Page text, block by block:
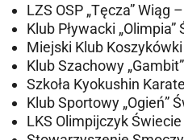
LZS OSP „Tęcza” Wiąg –
Klub Pływacki „Olimpia”
Miejski Klub
Klub Szachowy
Szkoła Kyokushin
Klub Sportowy „Ogień”
LKS Olimpijczyk